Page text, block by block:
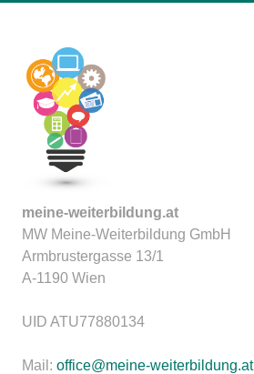
meine-weiterbildung.at
MW Meine-Weiterbildung GmbH
Armbrustergasse 13/1
A-1190 Wien
UID ATU77880134
Mail: office@meine-weiterbildung.at